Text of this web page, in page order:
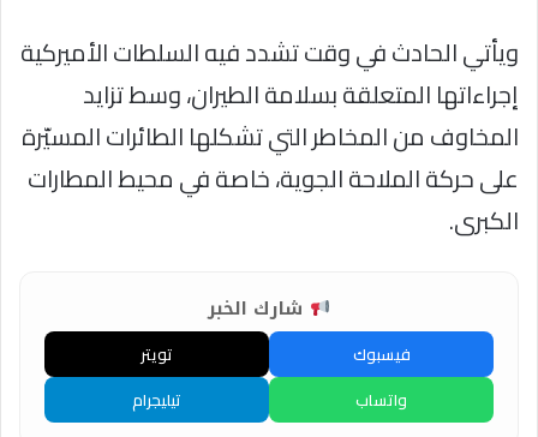
ويأتي الحادث في وقت تشدد فيه السلطات الأميركية
إجراءاتها المتعلقة بسلامة الطيران، وسط تزايد
المخاوف من المخاطر التي تشكلها الطائرات المسيّرة
على حركة الملاحة الجوية، خاصة في محيط المطارات
الكبرى.
شارك الخبر
فيسبوك
تويتر
واتساب
تيليجرام